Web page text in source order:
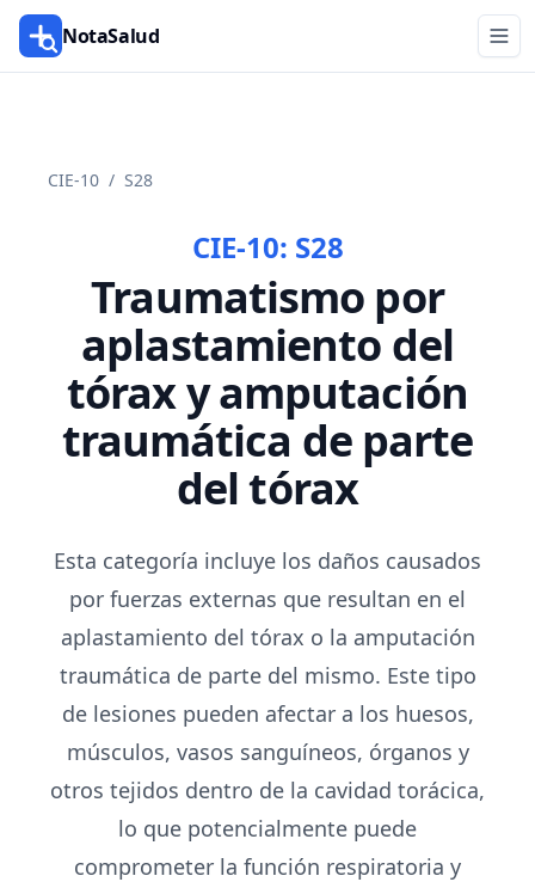
NotaSalud
CIE-10 / S28
CIE-10: S28
Traumatismo por
aplastamiento del
tórax y amputación
traumática de parte
del tórax
Esta categoría incluye los daños causados
por fuerzas externas que resultan en el
aplastamiento del tórax o la amputación
traumática de parte del mismo. Este tipo
de lesiones pueden afectar a los huesos,
músculos, vasos sanguíneos, órganos y
otros tejidos dentro de la cavidad torácica,
lo que potencialmente puede
comprometer la función respiratoria y